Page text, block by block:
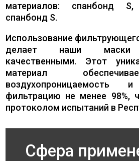
материалов: спанбонд
спанбонд S.
Использование
делает наши маски
качественными. Этот
материал
воздухопроницаемость
фильтрацию не менее 98%,
протоколом испытаний в
Сфера